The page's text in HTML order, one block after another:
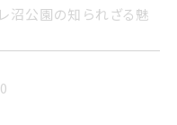
沼公園の知られざる魅